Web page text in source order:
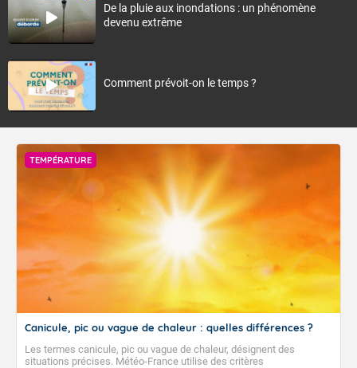
De la pluie aux inondations : un phénomène
devenu extrême
Comment prévoit-on le temps ?
TEMPÉRATURE
Canicule, pic ou vague de chaleur : quelles différences ?
Les termes canicule, pic ou vague de chaleur, désignent des
situations précises. Météo-France utilise des critères